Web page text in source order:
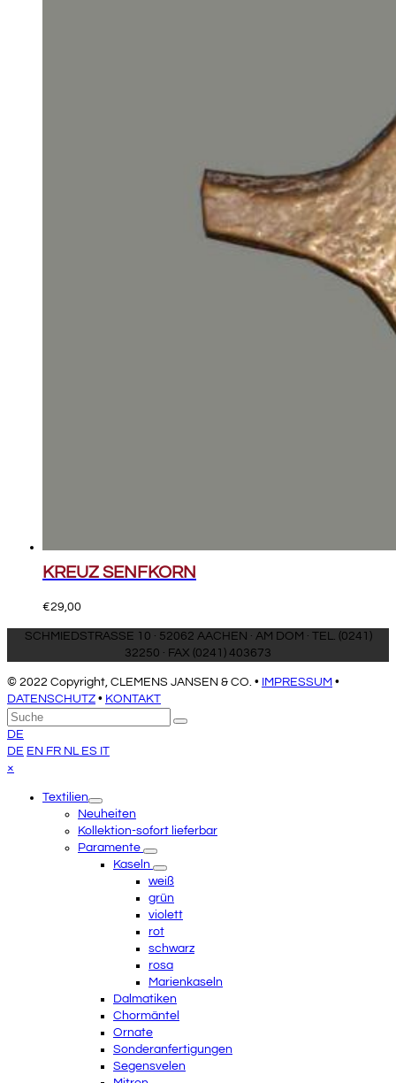
KREUZ SENFKORN
€29,00
SCHMIEDSTRASSE 10 · 52062 AACHEN · AM DOM · TEL. (0241)
32250 · FAX (0241) 403673
© 2022 Copyright, CLEMENS JANSEN & CO. • IMPRESSUM •
DATENSCHUTZ • KONTAKT
An
den
Anfang
scrollen
Suche
Senden
DE
DE EN FR NL ES IT
×
menuTextilien
Neuheiten
Kollektion-sofort lieferbar
Paramente
Kaseln
weiß
grün
violett
rot
schwarz
rosa
Marienkaseln
Dalmatiken
Chormäntel
Ornate
Sonderanfertigungen
Segensvelen